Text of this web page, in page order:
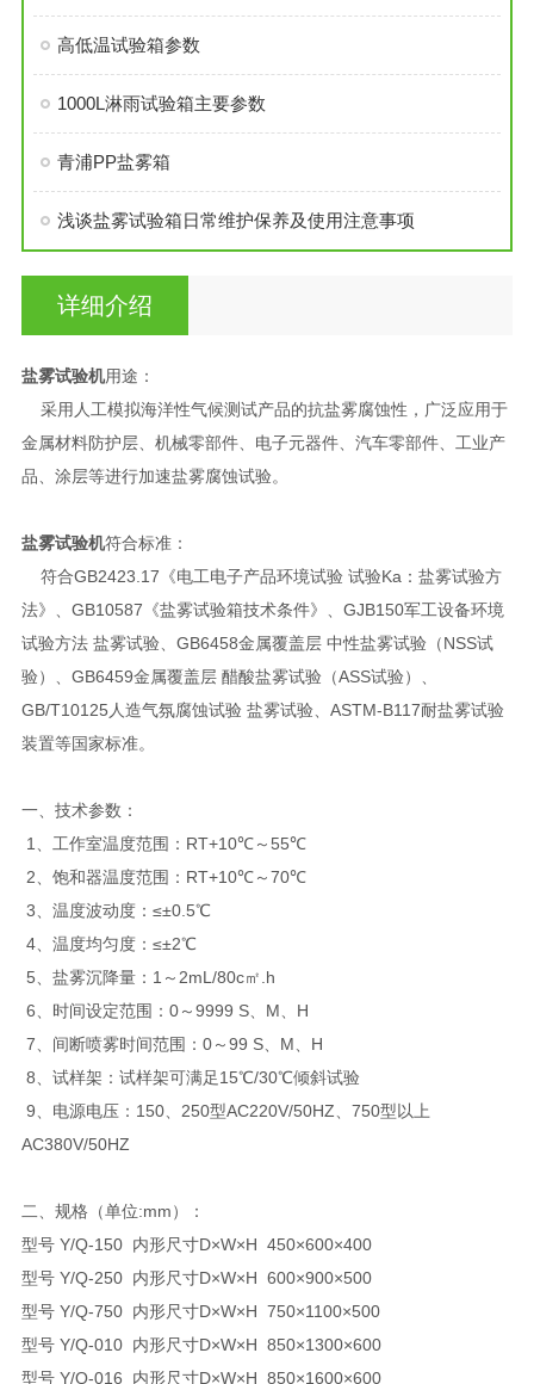
高低温试验箱参数
1000L淋雨试验箱主要参数
青浦PP盐雾箱
浅谈盐雾试验箱日常维护保养及使用注意事项
详细介绍
盐雾试验机用途：
采用人工模拟海洋性气候测试产品的抗盐雾腐蚀性，广泛应用于
金属材料防护层、机械零部件、电子元器件、汽车零部件、工业产
品、涂层等进行加速盐雾腐蚀试验。
盐雾试验机符合标准：
符合GB2423.17《电工电子产品环境试验 试验Ka：盐雾试验方
法》、GB10587《盐雾试验箱技术条件》、GJB150军工设备环境
试验方法 盐雾试验、GB6458金属覆盖层 中性盐雾试验（NSS试
验）、GB6459金属覆盖层 醋酸盐雾试验（ASS试验）、
GB/T10125人造气氛腐蚀试验 盐雾试验、ASTM-B117耐盐雾试验
装置等国家标准。
一、技术参数：
1、工作室温度范围：RT+10℃～55℃
2、饱和器温度范围：RT+10℃～70℃
3、温度波动度：≤±0.5℃
4、温度均匀度：≤±2℃
5、盐雾沉降量：1～2mL/80c㎡.h
6、时间设定范围：0～9999 S、M、H
7、间断喷雾时间范围：0～99 S、M、H
8、试样架：试样架可满足15℃/30℃倾斜试验
9、电源电压：150、250型AC220V/50HZ、750型以上
AC380V/50HZ
二、规格（单位:mm）：
型号 Y/Q-150 内形尺寸D×W×H 450×600×400
型号 Y/Q-250 内形尺寸D×W×H 600×900×500
型号 Y/Q-750 内形尺寸D×W×H 750×1100×500
型号 Y/Q-010 内形尺寸D×W×H 850×1300×600
型号 Y/Q-016 内形尺寸D×W×H 850×1600×600